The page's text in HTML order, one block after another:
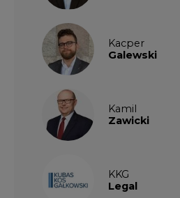
Kacper
Galewski
Kamil
Zawicki
KKG
Legal